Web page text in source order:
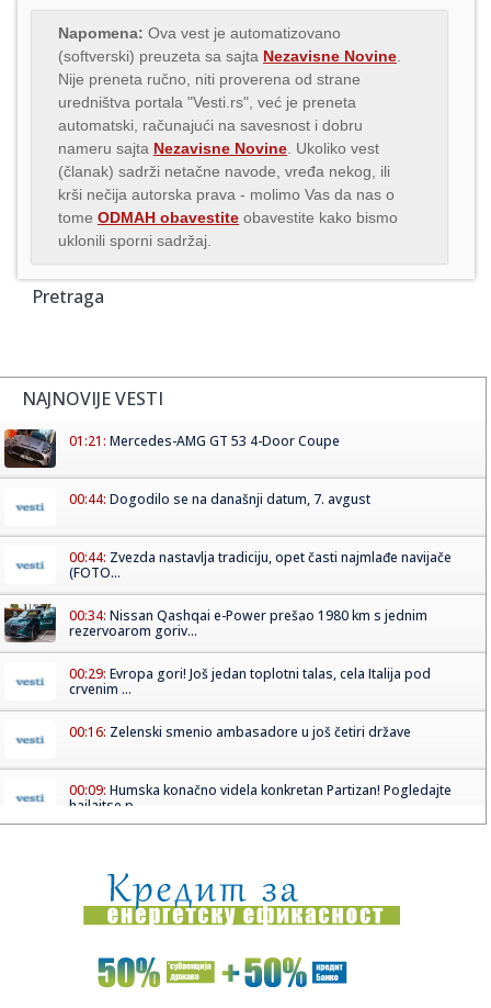
Napomena: Ova vest je automatizovano
(softverski) preuzeta sa sajta Nezavisne Novine
Nije preneta ručno, niti proverena od strane
uredništva portala "Vesti.rs", već je preneta
automatski, računajući na savesnost i dobru
nameru sajta Nezavisne Novine . Ukoliko vest
(članak) sadrži netačne navode, vređa nekog, ili
krši nečija autorska prava - molimo Vas da nas o
tome ODMAH obavestite obavestite kako bismo
uklonili sporni sadržaj.
Pretraga
NAJNOVIJE VESTI
01:21: Mercedes-AMG GT 53 4-Door Coupe
00:44: Dogodilo se na današnji datum, 7. avgust
00:44: Zvezda nastavlja tradiciju, opet časti najmlađe navijače
(FOTO...
00:34: Nissan Qashqai e-Power prešao 1980 km s jednim
rezervoarom goriv...
00:29: Evropa gori! Još jedan toplotni talas, cela Italija pod
crvenim ...
00:16: Zelenski smenio ambasadore u još četiri države
00:09: Humska konačno videla konkretan Partizan! Pogledajte
hajlajtse p...
00:04:Vukotić ne zna ko je Baba: "Vidim da ga svi hvale"
00:01:Na današnji dan, 7. avgust